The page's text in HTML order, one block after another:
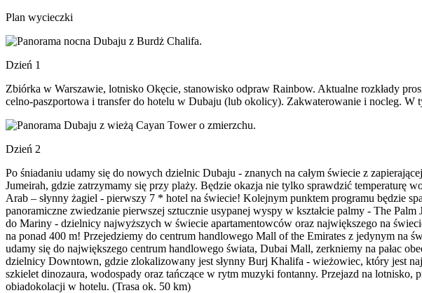
Plan wycieczki
Dzień 1
Zbiórka w Warszawie, lotnisko Okęcie, stanowisko odpraw Rainbow. Aktualne rozkłady
celno-paszportowa i transfer do hotelu w Dubaju (lub okolicy). Zakwaterowanie i nocleg. W
Dzień 2
Po śniadaniu udamy się do nowych dzielnic Dubaju - znanych na całym świecie z
Jumeirah, gdzie zatrzymamy się przy plaży. Będzie okazja nie tylko sprawdzić
Arab – słynny żagiel - pierwszy 7 * hotel na świecie! Kolejnym punktem programu będzie
panoramiczne zwiedzanie pierwszej sztucznie usypanej wyspy w kształcie palmy - The
do Mariny - dzielnicy najwyższych w świecie apartamentowców oraz największego na
na ponad 400 m! Przejedziemy do centrum handlowego Mall of the Emirates z jedynym na
udamy się do największego centrum handlowego świata, Dubai Mall, zerkniemy na pałac
dzielnicy Downtown, gdzie zlokalizowany jest słynny Burj Khalifa - wieżowiec, który jest
szkielet dinozaura, wodospady oraz tańczące w rytm muzyki fontanny. Przejazd na
obiadokolacji w hotelu. (Trasa ok. 50 km)